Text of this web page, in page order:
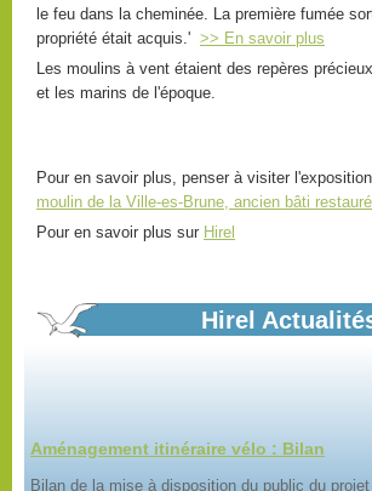
le feu dans la cheminée. La première fumée
propriété était acquis.' >> En savoir plus
Les moulins à vent étaient des repères
et les marins de l'époque.
Pour en savoir plus, penser à visiter
moulin de la Ville-es-Brune, ancien bâti
Pour en savoir plus sur Hirel
Hirel
tous les vendredis dans le bourg
En savoir plus...
Horaires d'été mairie
Plages d'ouvertures du secrétariat mairie
En savoir plus...
d'aménagement par Saint-Malo Agglomération...
En savoir plus...